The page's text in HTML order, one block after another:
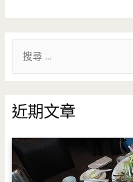
鍵
字
:
近期文章